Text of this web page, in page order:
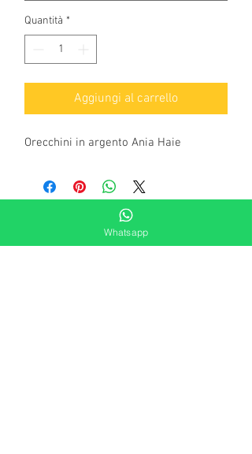
Quantità *
Aggiungi al carrello
Orecchini in argento Ania Haie
Whatsapp